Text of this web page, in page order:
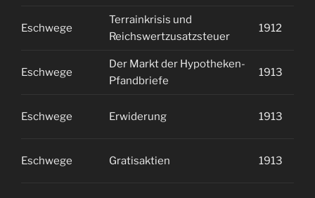
Eschwege
Terrainkrisis und
Reichswertzusatzsteuer
1912
Eschwege
Der Markt der Hypotheken-
Pfandbriefe
1913
Eschwege Erwiderung 1913
Eschwege Gratisaktien 1913